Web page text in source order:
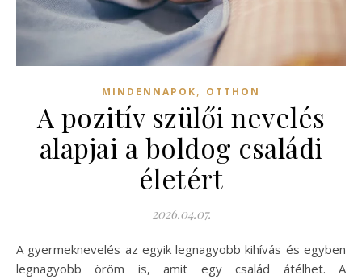
MINDENNAPOK, OTTHON
A pozitív szülői nevelés
alapjai a boldog családi
életért
2026.04.07.
A gyermeknevelés az egyik legnagyobb kihívás és egyben
legnagyobb öröm is, amit egy család átélhet. A